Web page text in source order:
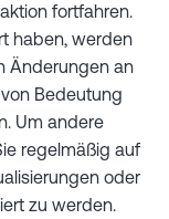
fortfahren.
haben, werden
Änderungen an
Bedeutung
Um andere
regelmäßig auf
oder
zu werden.